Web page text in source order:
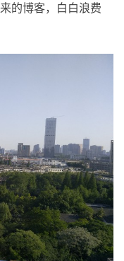
的博客，白白浪费